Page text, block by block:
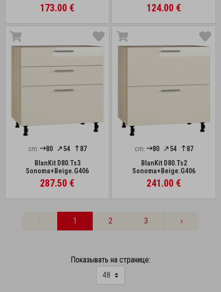
173.00 € 124.00 €
cm: 80 54
87
BlanKit D80.Ts3
Sonoma+Beige.G406
287.50 €
cm: 80 54
87
BlanKit D80.Ts2
Sonoma+Beige.G406
241.00 €
‹ 1 2 3 ›
Показывать на странице: